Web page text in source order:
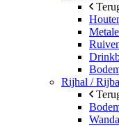
Rijhal /